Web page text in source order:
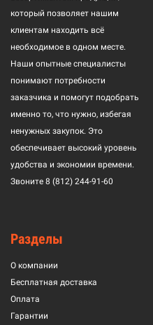
который позволяет нашим
клиентам находить всё
необходимое в одном месте.
Наши опытные специалисты
понимают потребности
заказчика и помогут подобрать
именно то, что нужно, избегая
ненужных закупок. Это
обеспечивает высокий уровень
удобства и экономии времени.
Звоните 8 (812) 244-91-60
Разделы
О компании
Бесплатная доставка
Оплата
Гарантии